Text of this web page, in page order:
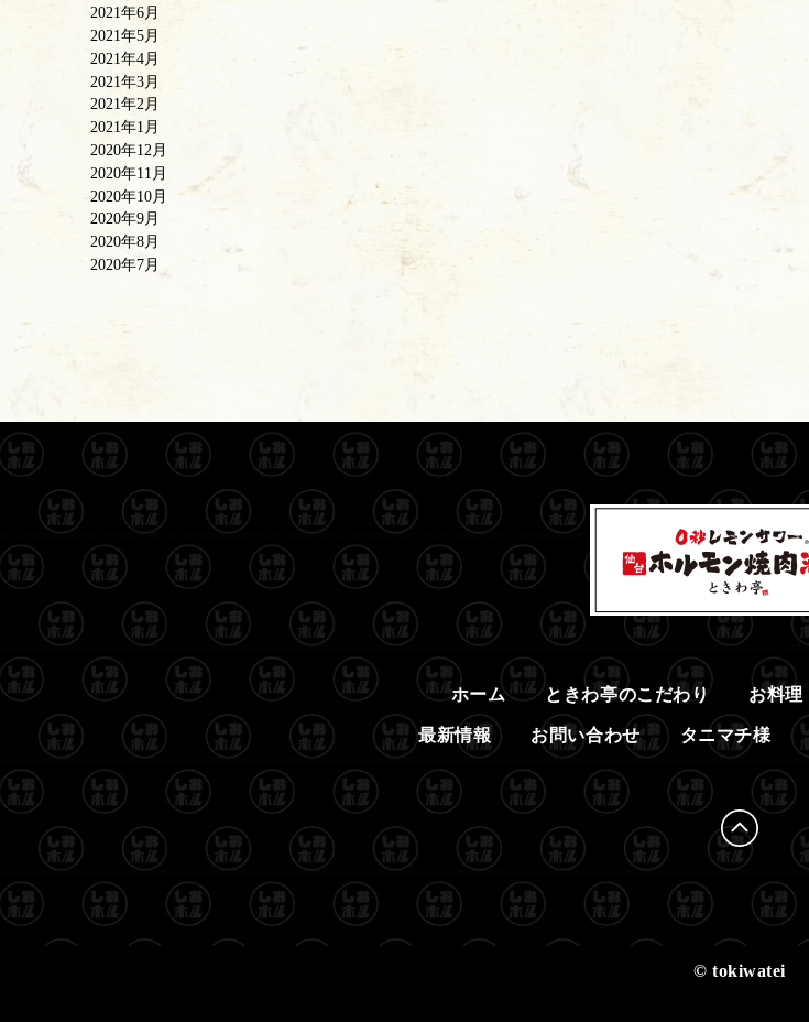
2021年6月
2021年5月
2021年4月
2021年3月
2021年2月
2021年1月
2020年12月
2020年11月
2020年10月
2020年9月
2020年8月
2020年7月
ホーム ときわ亭のこだわり お料理
最新情報 お問い合わせ タニマチ様
© tokiwatei